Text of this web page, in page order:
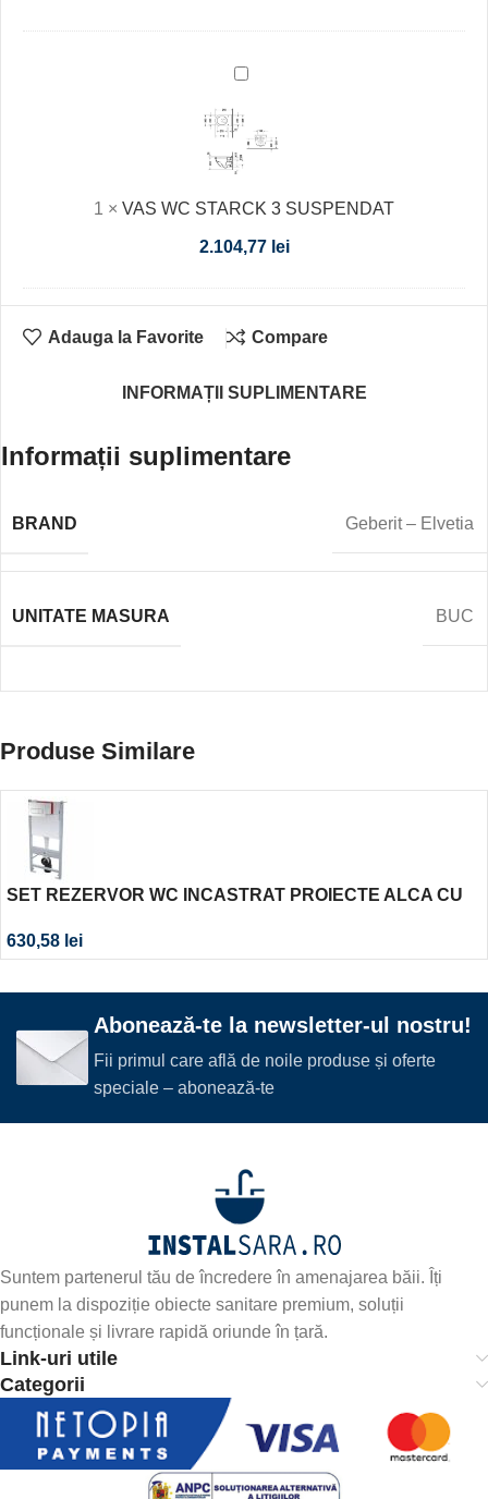
VAS
STARCK
3
1 × VAS WC STARCK 3 SUSPENDAT
2.104,77 lei
Adauga la Favorite Compare
INFORMAȚII SUPLIMENTARE
Informații suplimentare
BRAND Geberit – Elvetia
UNITATE MASURA BUC
Produse Similare
SET REZERVOR WC INCASTRAT PROIECTE ALCA CU
630,58 lei
Abonează-te la newsletter-ul nostru!
Fii primul care află de noile produse și oferte
speciale – abonează-te
Suntem partenerul tău de încredere în amenajarea băii. Îți
punem la dispoziție obiecte sanitare premium, soluții
funcționale și livrare rapidă oriunde în țară.
Link-uri utile
Categorii